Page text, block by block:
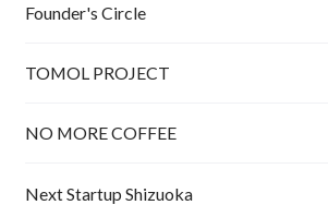
Founder's Circle
TOMOL PROJECT
NO MORE COFFEE
Next Startup Shizuoka